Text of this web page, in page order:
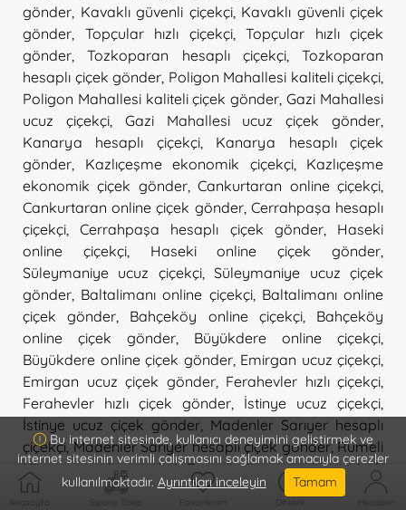
gönder Kavaklı güvenli çiçekçi, Kavaklı güvenli çiçek
gönder
Topçular hızlı çiçekçi, Topçular hızlı çiçek
gönder ,Tozkoparan hesaplı çiçekçi, Tozkoparan
hesaplı çiçek gönder Poligon Mahallesi kaliteli çiçekçi
Poligon Mahallesi kaliteli çiçek gönder ,Gazi Mahallesi
ucuz çiçekçi, Gazi Mahallesi ucuz çiçek gönder
Kanarya hesaplı çiçekçi, Kanarya hesaplı çiçek
gönder
Kazlıçeşme ekonomik çiçekçi, Kazlıçeşme
ekonomik çiçek gönder,Cankurtaran online çiçekçi
Cankurtaran online çiçek gönder, Cerrahpaşa hesaplı
çiçekçi ,Cerrahpaşa hesaplı çiçek gönder, Haseki
online çiçekçi, Haseki online çiçek gönder
Süleymaniye ucuz çiçekçi,Süleymaniye ucuz çiçek
gönder Baltalimanı online çiçekçi, Baltalimanı online
çiçek gönder
Bahçeköy online çiçekçi, Bahçeköy
online çiçek gönder
Büyükdere online çiçekçi
Büyükdere online çiçek gönder, Emirgan ucuz çiçekçi
Emirgan ucuz çiçek gönder, Ferahevler hızlı çiçekçi
Ferahevler hızlı çiçek gönder
İstinye ucuz çiçekçi
İstinye ucuz çiçek gönder Madenler Sarıyer hesaplı
çiçekçi ,Madenler Sarıyer hesaplı çiçek gönder,Rumeli
Hisarı en yakın çiçekçi,Rumeli Hisarı en yakın çiçek
gönder,Tarabya ucuz çiçekçi,Tarabya ucuz çiçek
Anasayfa Sipariş Takip Favorilerim Destek Hesabım
Bu internet sitesinde, kullanıcı deneyimini geliştirmek ve
internet sitesinin verimli çalışmasını sağlamak amacıyla çerezler
kullanılmaktadır. Ayrıntıları inceleyin Tamam